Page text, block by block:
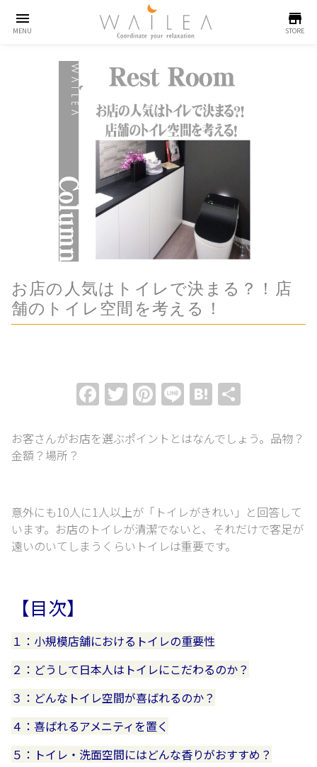
menu
MENU
store
STORE
お店の人気はトイレで決まる？！店
舗のトイレ空間を考える！
Facebook
Twitter
Pinterest
LineHatena
お客さんがお店を選ぶポイントとはなんでしょう。 品物？
金額？場所？
意外にも10人に1人以上が「トイレがきれい」と回答して
います。 お店のトイレが清潔でないと、それだけで客足が
遠いのいてしまうくらいトイレは重要です。
【目次】
１：小規模店舗におけるトイレの重要性
２：どうして日本人はトイレにこだわるのか？
３：どんなトイレ空間が喜ばれるのか？
４：喜ばれるアメニティを置く
５：トイレ・洗面空間にはどんな香りがおすすめ？